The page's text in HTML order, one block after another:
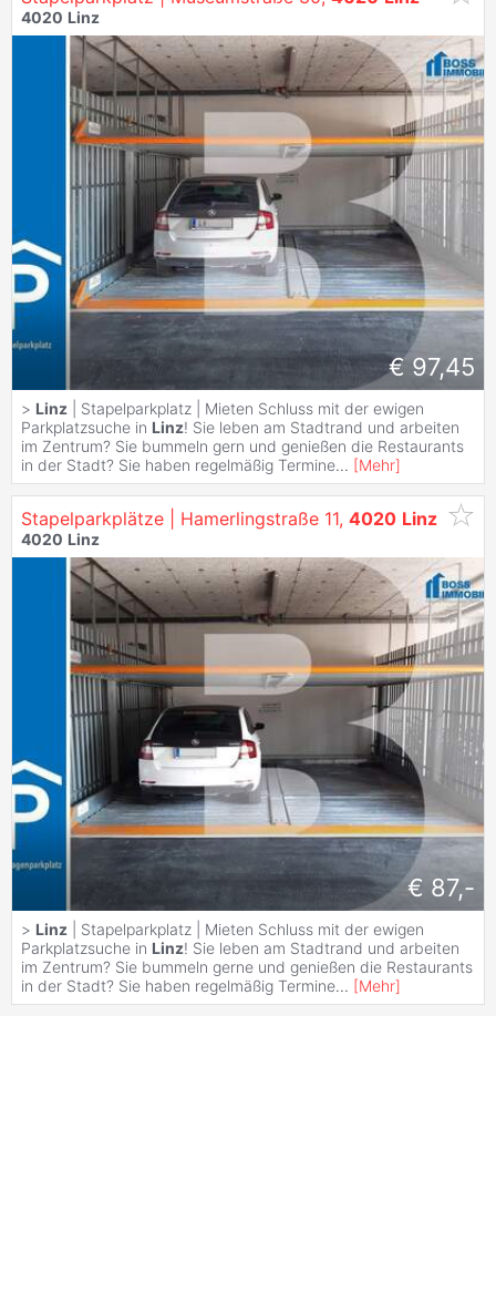
4020 Linz
€ 97,45
> Linz | Stapelparkplatz | Mieten Schluss mit der ewigen
Parkplatzsuche in Linz! Sie leben am Stadtrand und arbeiten
im Zentrum? Sie bummeln gern und genießen die Restaurants
in der Stadt? Sie haben regelmäßig Termine... [Mehr]
Stapelparkplätze | Hamerlingstraße 11, 4020 Linz
4020 Linz
€ 87,-
> Linz | Stapelparkplatz | Mieten Schluss mit der ewigen
Parkplatzsuche in Linz! Sie leben am Stadtrand und arbeiten
im Zentrum? Sie bummeln gerne und genießen die Restaurants
in der Stadt? Sie haben regelmäßig Termine... [Mehr]